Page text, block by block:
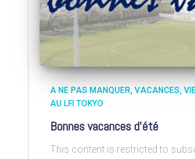
A NE PAS MANQUER VACANCES
AU LFI TOKYO
Bonnes vacances d’été
This content is restricted to